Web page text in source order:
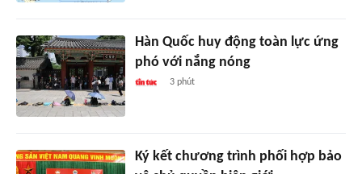
Hàn Quốc huy động toàn lực ứng
phó với nắng nóng
3 phút
Ký kết chương trình phối hợp bảo